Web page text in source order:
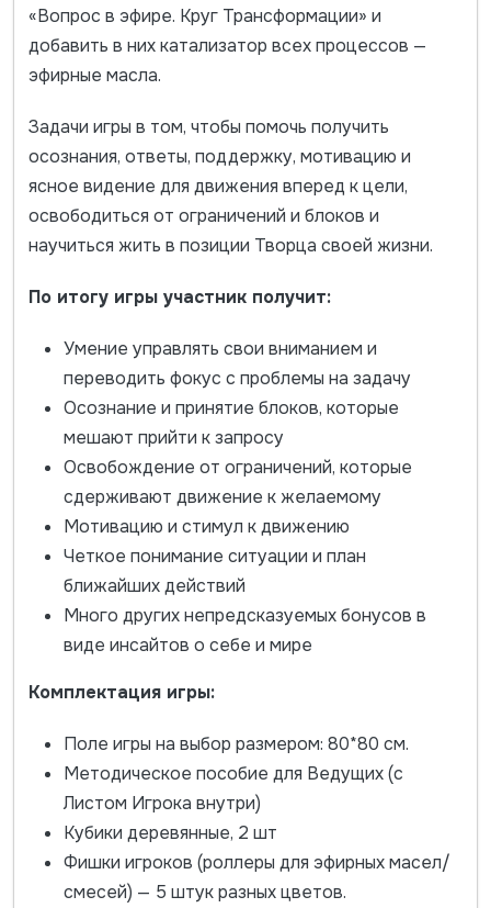
«Вопрос в эфире. Круг Трансформации» и
добавить в них катализатор всех процессов —
эфирные масла.
Задачи игры в том, чтобы помочь получить
осознания, ответы, поддержку, мотивацию и
ясное видение для движения вперед к цели,
освободиться от ограничений и блоков и
научиться жить в позиции Творца своей жизни.
По итогу игры участник получит:
Умение управлять свои вниманием и
переводить фокус с проблемы на задачу
Осознание и принятие блоков, которые
мешают прийти к запросу
Освобождение от ограничений, которые
сдерживают движение к желаемому
Мотивацию и стимул к движению
Четкое понимание ситуации и план
ближайших действий
Много других непредсказуемых бонусов в
виде инсайтов о себе и мире
Комплектация игры:
Поле игры на выбор размером: 80*80 см.
Методическое пособие для Ведущих (с
Листом Игрока внутри)
Кубики деревянные, 2 шт
Фишки игроков (роллеры для эфирных масел/
смесей) — 5 штук разных цветов.